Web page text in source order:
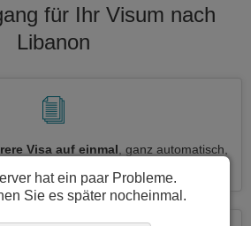
für Ihr Visum nach
Libanon
Visa auf einmal , ganz automatisch,
hat ein paar Probleme.
Sie es später nocheinmal.